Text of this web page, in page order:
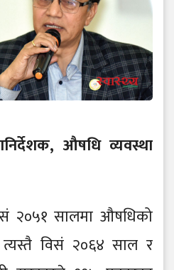
औषधि व्यवस्था
२०५१ सालमा औषधिको
विसं २०६४ साल र